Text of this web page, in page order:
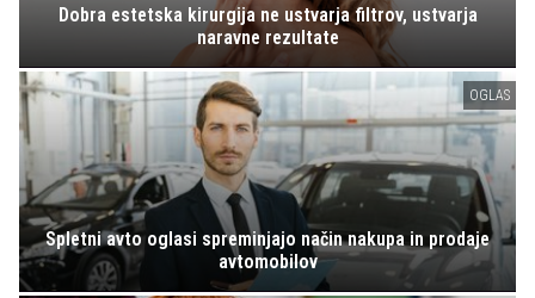
Dobra estetska kirurgija ne ustvarja filtrov, ustvarja
naravne rezultate
OGLAS
Spletni avto oglasi spreminjajo način nakupa in prodaje
avtomobilov